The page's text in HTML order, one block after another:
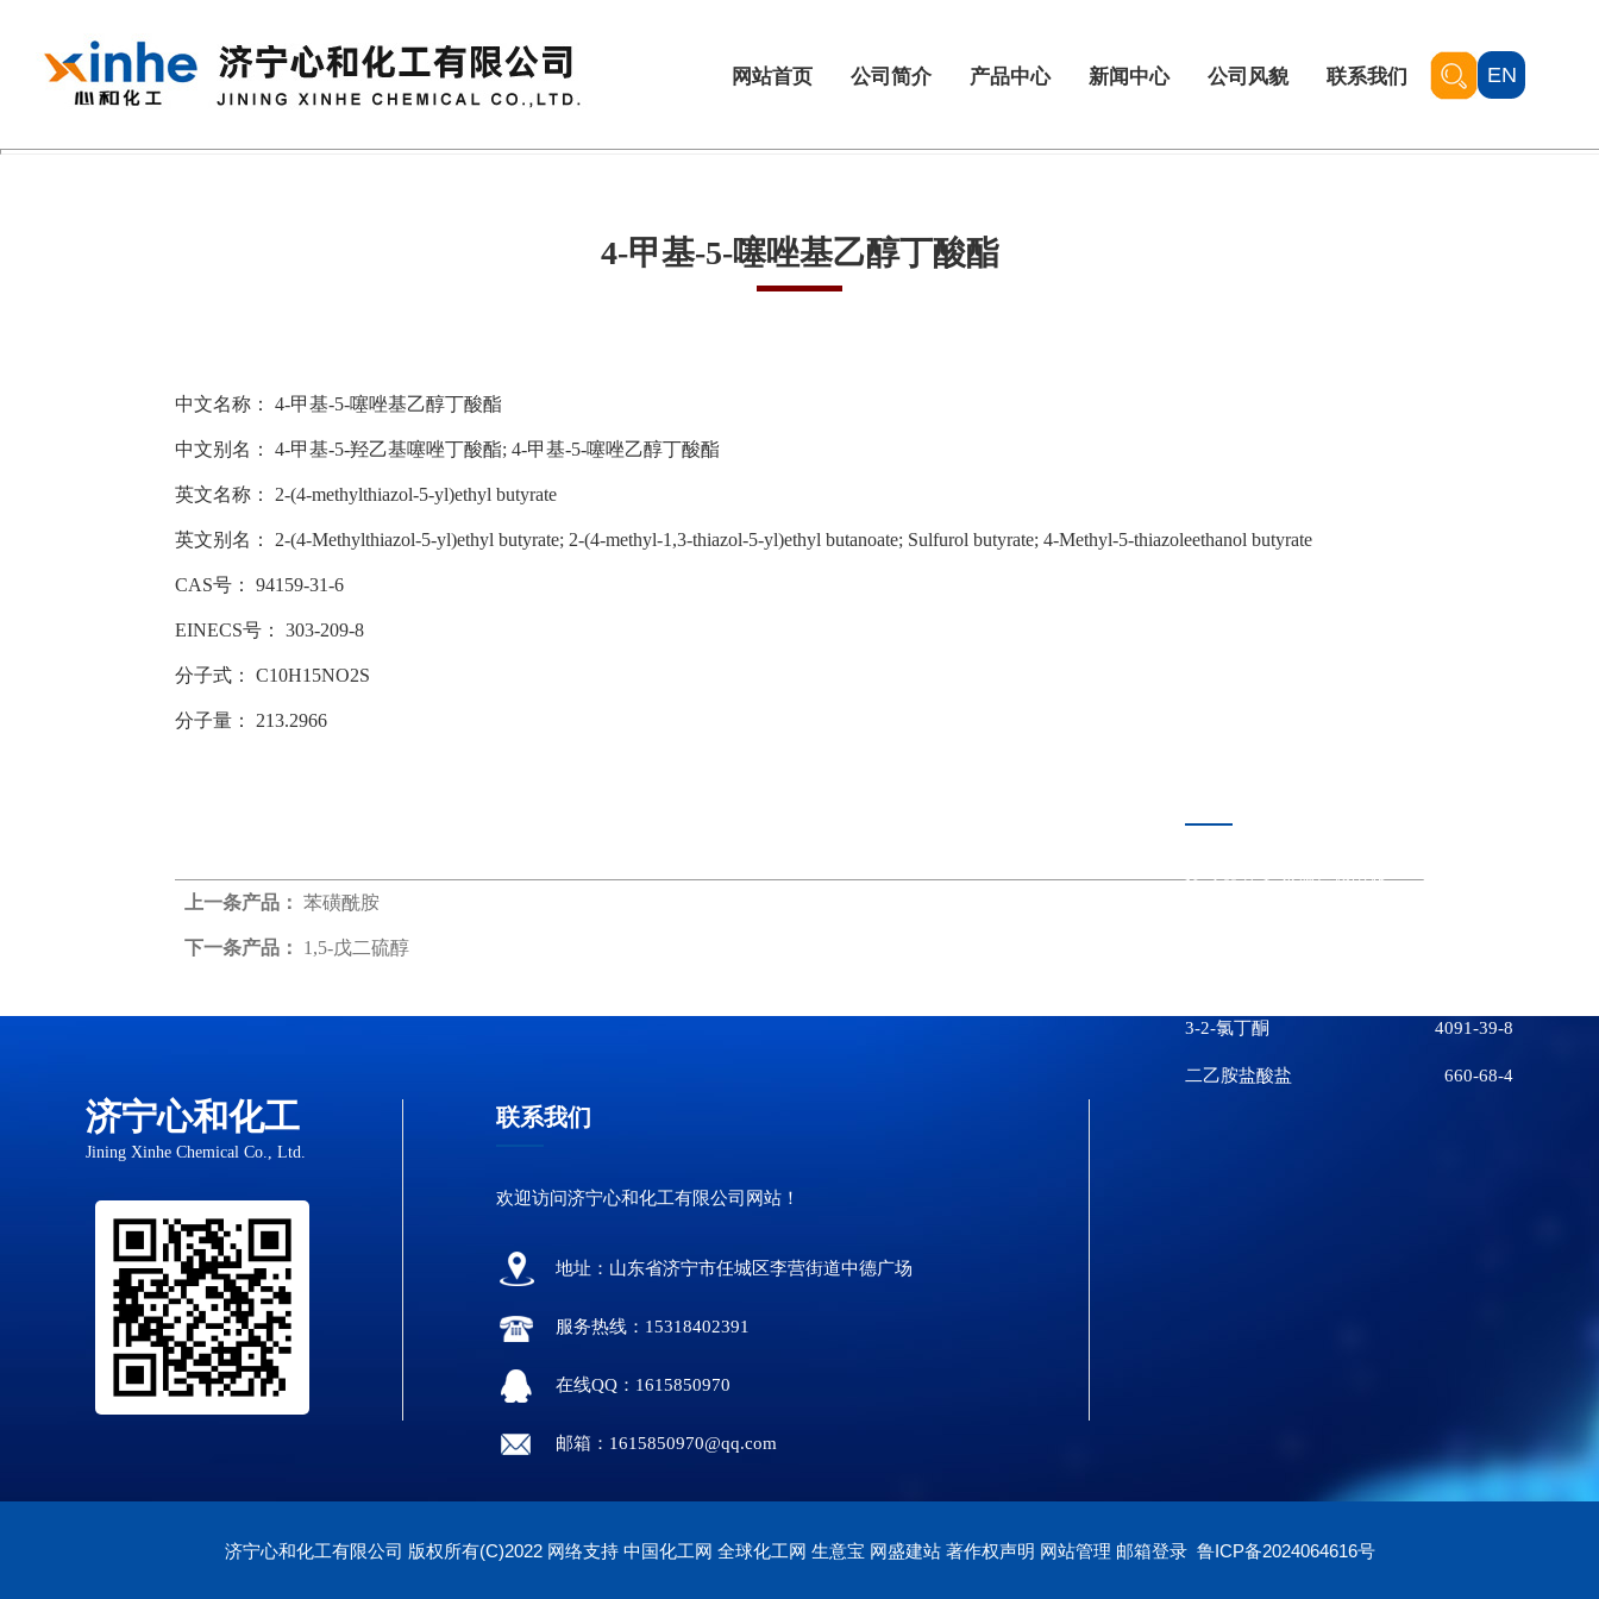
网站首页 公司简介 产品中心 新闻中心 公司风貌 联系我们 EN
4-甲基-5-噻唑基乙醇丁酸酯
中文名称： 4-甲基-5-噻唑基乙醇丁酸酯
中文别名： 4-甲基-5-羟乙基噻唑丁酸酯; 4-甲基-5-噻唑乙醇丁酸酯
英文名称： 2-(4-methylthiazol-5-yl)ethyl butyrate
英文别名： 2-(4-Methylthiazol-5-yl)ethyl butyrate; 2-(4-methyl-1,3-thiazol-5-yl)ethyl butanoate; Sulfurol butyrate; 4-Methyl-5-thiazoleethanol butyrate
CAS号： 94159-31-6
EINECS号： 303-209-8
分子式： C10H15NO2S
分子量： 213.2966
上一条产品： 苯磺酰胺
下一条产品： 1,5-戊二硫醇
济宁心和化工
Jining Xinhe Chemical Co., Ltd.
联系我们
欢迎访问济宁心和化工有限公司网站！
地址：山东省济宁市任城区李营街道中德广场
服务热线：15318402391
在线QQ： 1615850970
邮箱： 1615850970@qq.com
N-乙酰基-L-半胱氨酸甲酯
3-2-氯丁酮 4091-39-8
二乙胺盐酸盐 660-68-4
济宁心和化工有限公司 版权所有(C)2022 网络支持 中国化工网 全球化工网 生意宝 网盛建站 著作权声明 网站管理 邮箱登录 鲁ICP备2024064616号